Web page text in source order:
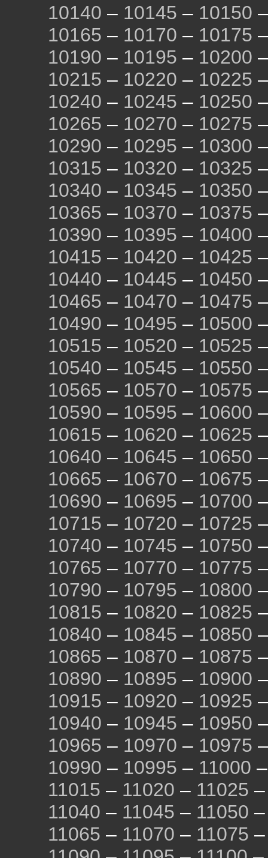
10140 – 10145 – 10150
10165 – 10170 – 10175
10190 – 10195 – 10200
10215 – 10220 – 10225
10240 – 10245 – 10250
10265 – 10270 – 10275
10290 – 10295 – 10300
10315 – 10320 – 10325
10340 – 10345 – 10350
10365 – 10370 – 10375
10390 – 10395 – 10400
10415 – 10420 – 10425
10440 – 10445 – 10450
10465 – 10470 – 10475
10490 – 10495 – 10500
10515 – 10520 – 10525
10540 – 10545 – 10550
10565 – 10570 – 10575
10590 – 10595 – 10600
10615 – 10620 – 10625
10640 – 10645 – 10650
10665 – 10670 – 10675
10690 – 10695 – 10700
10715 – 10720 – 10725
10740 – 10745 – 10750
10765 – 10770 – 10775
10790 – 10795 – 10800
10815 – 10820 – 10825
10840 – 10845 – 10850
10865 – 10870 – 10875
10890 – 10895 – 10900
10915 – 10920 – 10925
10940 – 10945 – 10950
10965 – 10970 – 10975
10990 – 10995 – 11000
11015 – 11020 – 11025
11040 – 11045 – 11050
11065 – 11070 – 11075